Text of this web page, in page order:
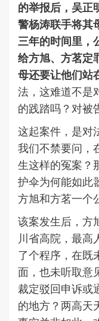
的举报后，吴正
警杨涛联手将其
三年的时间里，
给方旭、方茗定
母还要让他们站
法，这难道不是
的践踏吗？对被
这起案件，是对
我们不禁要问，
生这样的冤案？
护伞为何能如此
方旭和方茗一个
该案发生后，方
川省高院，最高
了个程序，在既
面，也未听取意
裁定驳回申诉或
的地方？两高天